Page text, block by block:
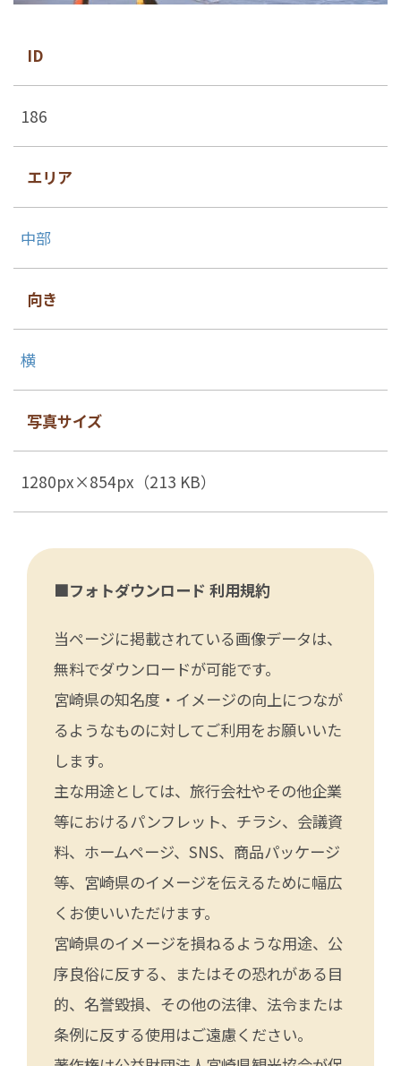
ID
186
エリア
中部
向き
横
写真サイズ
1280px×854px（213 KB）
■フォトダウンロード 利用規約
当ページに掲載されている画像データは、
無料でダウンロードが可能です。
宮崎県の知名度・イメージの向上につなが
るようなものに対してご利用をお願いいた
します。
主な用途としては、旅行会社やその他企業
等におけるパンフレット、チラシ、会議資
料、ホームページ、SNS、商品パッケージ
等、宮崎県のイメージを伝えるために幅広
くお使いいただけます。
宮崎県のイメージを損ねるような用途、公
序良俗に反する、またはその恐れがある目
的、名誉毀損、その他の法律、法令または
条例に反する使用はご遠慮ください。